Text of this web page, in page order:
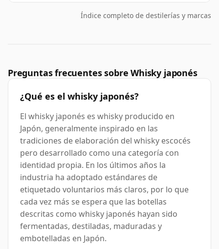
Índice completo de destilerías y marcas
Preguntas frecuentes sobre Whisky japonés
¿Qué es el whisky japonés?
El whisky japonés es whisky producido en
Japón, generalmente inspirado en las
tradiciones de elaboración del whisky escocés
pero desarrollado como una categoría con
identidad propia. En los últimos años la
industria ha adoptado estándares de
etiquetado voluntarios más claros, por lo que
cada vez más se espera que las botellas
descritas como whisky japonés hayan sido
fermentadas, destiladas, maduradas y
embotelladas en Japón.